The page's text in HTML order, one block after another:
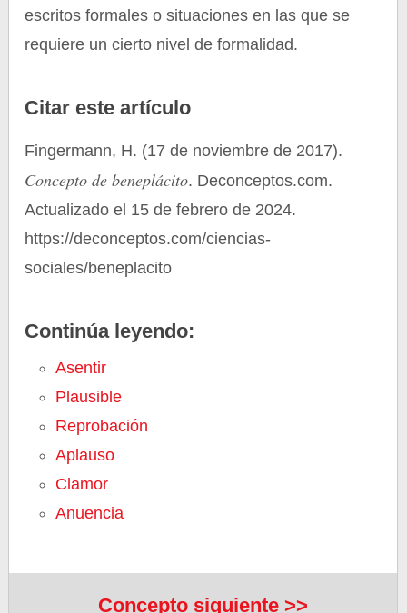
escritos formales o situaciones en las que se
requiere un cierto nivel de formalidad.
Citar este artículo
Fingermann, H. (17 de noviembre de 2017).
Concepto de beneplácito. Deconceptos.com.
Actualizado el 15 de febrero de 2024.
https://deconceptos.com/ciencias-
sociales/beneplacito
Continúa leyendo:
Asentir
Plausible
Reprobación
Aplauso
Clamor
Anuencia
Concepto siguiente >>